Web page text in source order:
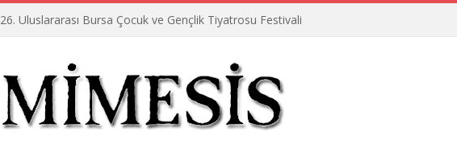
26. Uluslararası Bursa Çocuk ve Gençlik Tiyatrosu Festivali